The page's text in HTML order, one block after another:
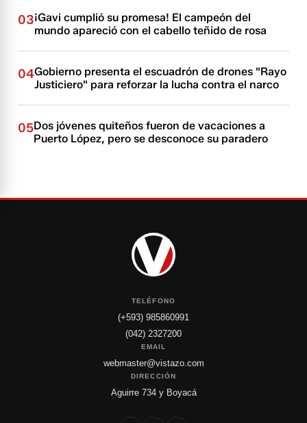
03¡Gavi cumplió su promesa! El campeón del
mundo apareció con el cabello teñido de rosa
04Gobierno presenta el escuadrón de drones "Rayo
Justiciero" para reforzar la lucha contra el narco
05Dos jóvenes quiteños fueron de vacaciones a
Puerto López, pero se desconoce su paradero
TELÉFONO
(+593) 985860991
(042) 2327200
EMAIL
webmaster@vistazo.com
DIRECCIÓN
Aguirre 734 y Boyacá